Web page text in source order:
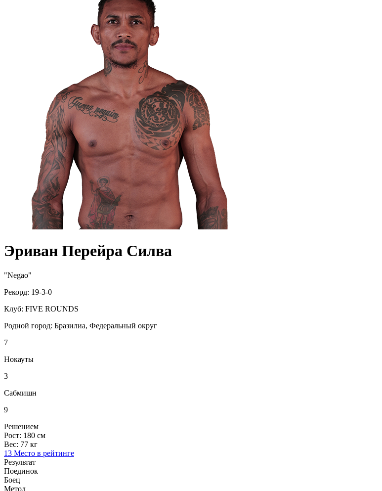
Эриван Перейра Силва
"Negao"
Рекорд: 19-3-0
Клуб: FIVE ROUNDS
Родной город: Бразилиа, Федеральный округ
7
Нокауты
3
Сабмишн
9
Решением
Рост: 180 см
Вес: 77 кг
13 Место в рейтинге
Результат
Поединок
Боец
Метод